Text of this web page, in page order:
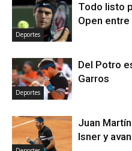
Deportes
Todo listo
Open
Deportes
Del Potro
Garros
Juan
Isner y